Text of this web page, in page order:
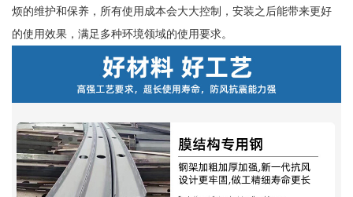
烦的维护和保养，所有使用成本会大大控制，安装之后能带来更好
的使用效果，满足多种环境领域的使用要求。